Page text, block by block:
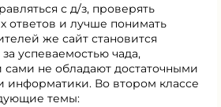
с д/з, проверять
ответов и лучше понимать
же сайт становится
успеваемостью чада,
сами не обладают достаточными
информатики. Во втором классе
темы: